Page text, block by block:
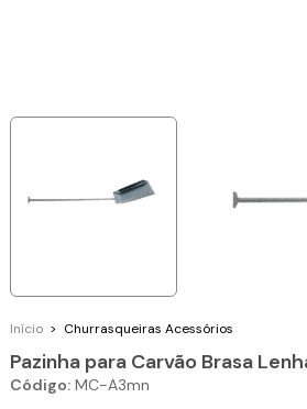
Início > Churrasqueiras Acessórios
Pazinha para Carvão Brasa
Código: MC-A3mn